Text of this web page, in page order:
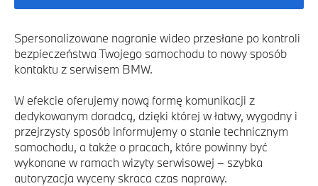
Spersonalizowane nagranie wideo przesłane po kontroli
bezpieczeństwa Twojego samochodu to nowy sposób
kontaktu z serwisem BMW.
W efekcie oferujemy nową formę komunikacji z
dedykowanym doradcą, dzięki której w łatwy, wygodny i
przejrzysty sposób informujemy o stanie technicznym
samochodu, a także o pracach, które powinny być
wykonane w ramach wizyty serwisowej – szybka
autoryzacja wyceny skraca czas naprawy.